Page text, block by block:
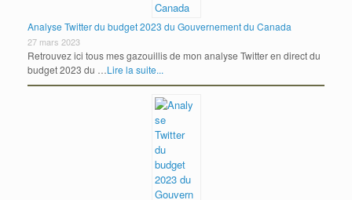
Analyse Twitter du budget 2023 du Gouvernement du Canada
27 mars 2023
Retrouvez ici tous mes gazouillis de mon analyse Twitter en direct du
budget 2023 du …Lire la suite...